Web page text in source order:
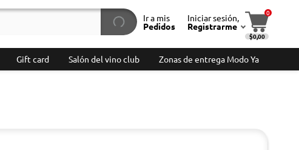
Ir a mis
Pedidos
Iniciar sesión,
Registrarme
0
$0,00
Gift card Salón del vino club Zonas de entrega Modo Ya